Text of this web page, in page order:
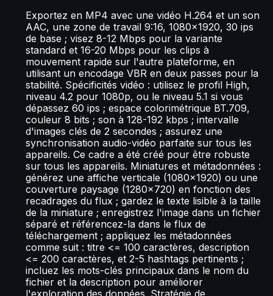
Exportez en MP4 avec une vidéo H.264 et un son
AAC, une zone de travail 9:16, 1080x1920, 30 ips
de base ; visez 8-12 Mbps pour la variante
standard et 16-20 Mbps pour les clips à
mouvement rapide sur l'autre plateforme, en
utilisant un encodage VBR en deux passes pour la
stabilité. Spécificités vidéo : utilisez le profil High,
niveau 4.2 pour 1080p, ou le niveau 5.1 si vous
dépassez 60 ips ; espace colorimétrique BT.709,
couleur 8 bits ; son à 128-192 kbps ; intervalle
d'images clés de 2 secondes ; assurez une
synchronisation audio-vidéo parfaite sur tous les
appareils. Ce cadre a été créé pour être robuste
sur tous les appareils. Miniatures et métadonnées :
générez une affiche verticale (1080x1920) ou une
couverture paysage (1280x720) en fonction des
recadrages du flux ; gardez le texte lisible à la taille
de la miniature ; enregistrez l'image dans un fichier
séparé et référencez-la dans le flux de
téléchargement ; appliquez les métadonnées
comme suit : titre <= 100 caractères, description
<= 200 caractères, et 2-5 hashtags pertinents ;
incluez les mots-clés principaux dans le nom du
fichier et la description pour améliorer